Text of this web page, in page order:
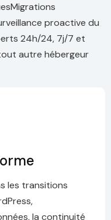
proactive du
24h/24, 7j/7 et
autre hébergeur
les transitions
la continuité